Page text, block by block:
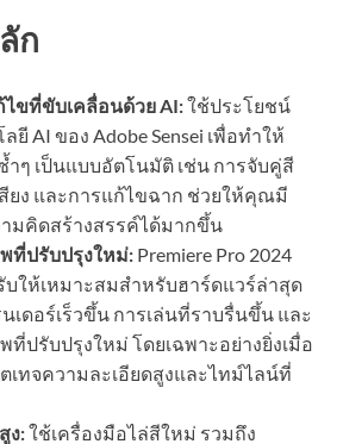
ก
ไขที่ขับเคลื่อนด้วย AI:ใช้ประโยชน์
ยี AI ของ Adobe Sensei เพื่อทำให้
ำๆ เป็นแบบอัตโนมัติ เช่น การจับคู่สี
สียง และการแก้ไขฉาก ช่วยให้คุณมี
มคิดสร้างสรรค์ได้มากขึ้น
ที่ปรับปรุงใหม่: Premiere Pro 2024
บให้เหมาะสมสำหรับฮาร์ดแวร์ล่าสุด
เดอร์เร็วขึ้น การเล่นที่ราบรื่นขึ้น และ
ที่ปรับปรุงใหม่ โดยเฉพาะอย่างยิ่งเมื่อ
เทจความละเอียดสูงและไทม์ไลน์ที่
ง:ใช้เครื่องมือไล่สีใหม่ รวมถึง